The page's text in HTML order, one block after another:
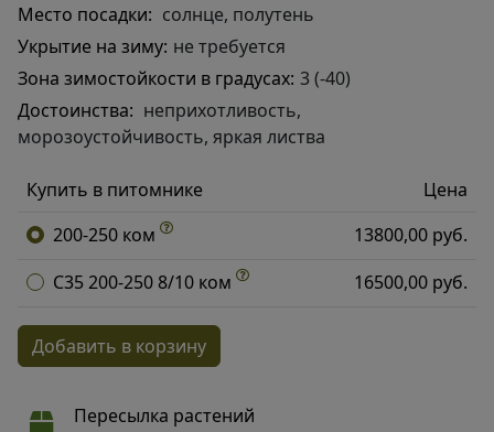
Место посадки: солнце, полутень
Укрытие на зиму: не требуется
Зона зимостойкости в градусах: 3 (-40)
Достоинства: неприхотливость,
морозоустойчивость, яркая листва
Купить в питомнике
Цена
200-250 ком
13800,00 руб.
C35 200-250 8/10 ком
16500,00 руб.
Добавить в корзину
Пересылка растений